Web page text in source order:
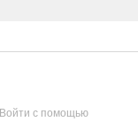
Войти с помощью